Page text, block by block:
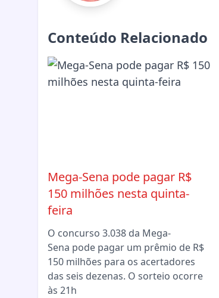
Conteúdo Relacionado
Mega-Sena pode pagar R$
150 milhões nesta quinta-
feira
O concurso 3.038 da Mega-
Sena pode pagar um prêmio de R$
150 milhões para os acertadores
das seis dezenas. O sorteio ocorre
às 21h